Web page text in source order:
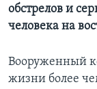
обстрелов и
человека на
Вооруженный
жизни более